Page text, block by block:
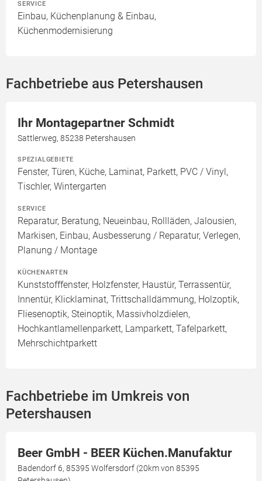
SERVICE
Einbau, Küchenplanung & Einbau,
Küchenmodernisierung
Fachbetriebe aus Petershausen
Ihr Montagepartner Schmidt
Sattlerweg, 85238 Petershausen
SPEZIALGEBIETE
Fenster, Türen, Küche, Laminat, Parkett, PVC / Vinyl,
Tischler, Wintergarten
SERVICE
Reparatur, Beratung, Neueinbau, Rollläden, Jalousien,
Markisen, Einbau, Ausbesserung / Reparatur, Verlegen,
Planung / Montage
KÜCHENARTEN
Kunststofffenster, Holzfenster, Haustür, Terrassentür,
Innentür, Klicklaminat, Trittschalldämmung, Holzoptik,
Fliesenoptik, Steinoptik, Massivholzdielen,
Hochkantlamellenparkett, Lamparkett, Tafelparkett,
Mehrschichtparkett
Fachbetriebe im Umkreis von
Petershausen
Beer GmbH - BEER Küchen.Manufaktur
Badendorf 6, 85395 Wolfersdorf (20km von 85395